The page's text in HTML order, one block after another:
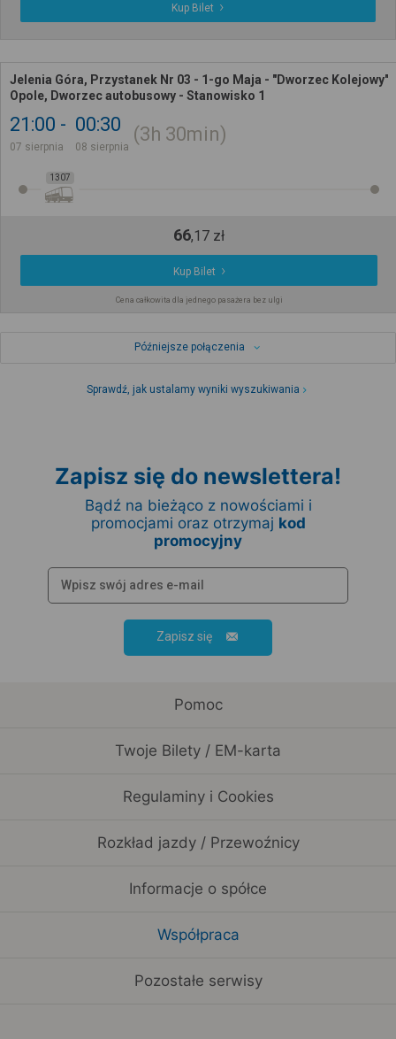
Kup Bilet
Jelenia Góra, Przystanek Nr 03 - 1-go Maja - "Dworzec Kolejowy"
Opole, Dworzec autobusowy - Stanowisko 1
21:00
07 sierpnia
00:30
08 sierpnia
3h 30min
1307
66,17 zł
Kup Bilet
Cena całkowita dla jednego pasażera bez ulgi
Późniejsze połączenia
Sprawdź, jak ustalamy wyniki wyszukiwania
Zapisz się do newslettera!
Bądź na bieżąco z nowościami i
promocjami oraz otrzymaj kod
promocyjny
Zapisz się
Pomoc
Twoje Bilety / EM-karta
Regulaminy i Cookies
Rozkład jazdy / Przewoźnicy
Informacje o spółce
Współpraca
Pozostałe serwisy